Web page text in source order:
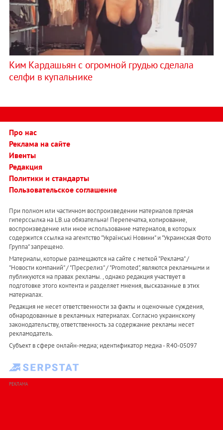
Ким Кардашьян с огромной грудью сделала
селфи в купальнике
Про нас
Реклама на сайте
Ивенты
Редакция
Политики и стандарты
Пользовательское соглашение
При полном или частичном воспроизведении материалов прямая
гиперссылка на LB.ua обязательна! Перепечатка, копирование,
воспроизведение или иное использование материалов, в которых
содержится ссылка на агентство "Українськi Новини" и "Украинская Фото
Группа" запрещено.
Материалы, которые размещаются на сайте с меткой "Реклама" /
"Новости компаний" / "Пресрелиз" / "Promoted", являются рекламными и
публикуются на правах рекламы. , однако редакция участвует в
подготовке этого контента и разделяет мнения, высказанные в этих
материалах.
Редакция не несет ответственности за факты и оценочные суждения,
обнародованные в рекламных материалах. Согласно украинскому
законодательству, ответственность за содержание рекламы несет
рекламодатель.
Субъект в сфере онлайн-медиа; идентификатор медиа - R40-05097
РЕКЛАМА